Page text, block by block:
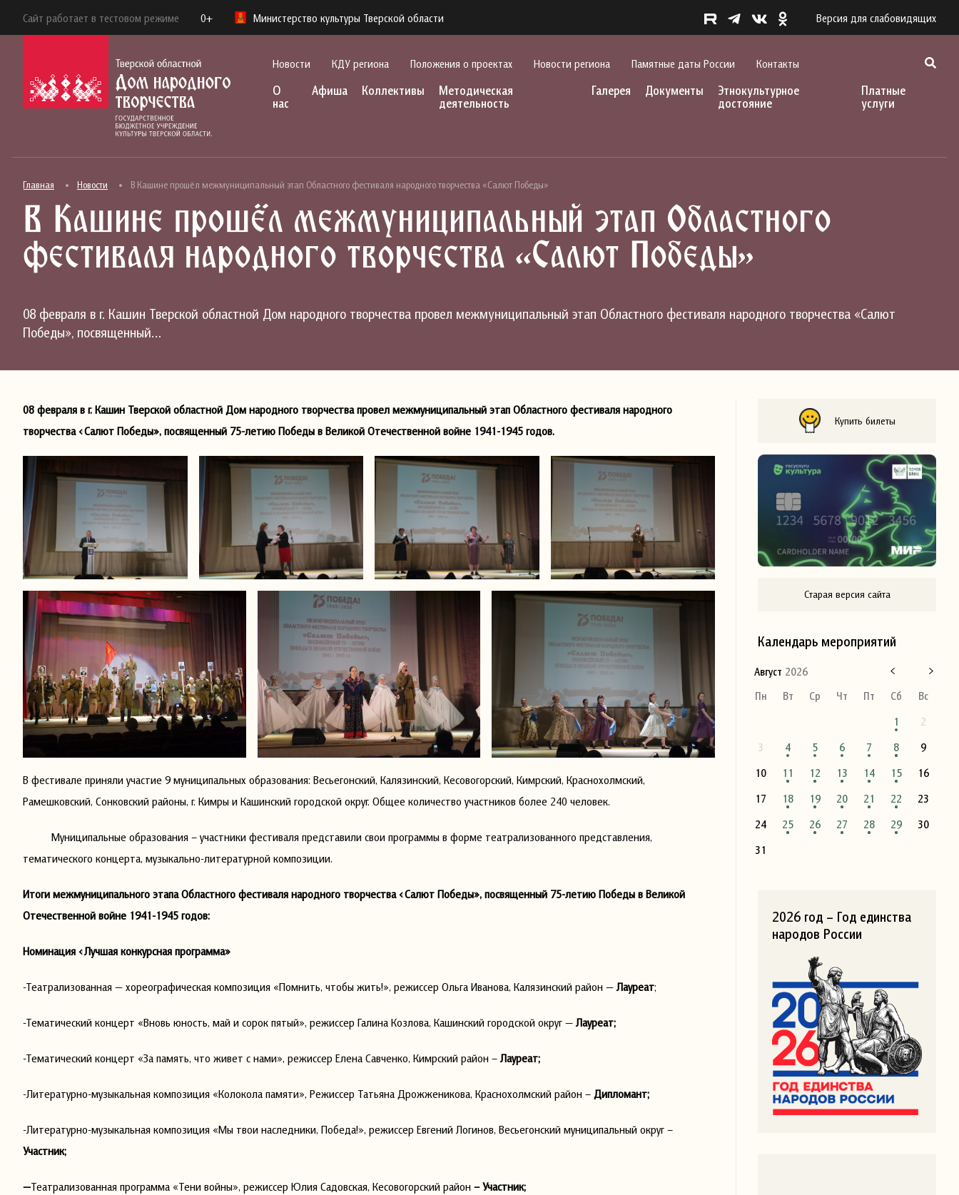
Сайт работает в тестовом режиме 0+ Министерство культуры Тверской области Версия для слабовидящих
Новости КДУ региона Положения о проектах Новости региона Памятные даты России Контакты
О
нас
Афиша Коллективы
Методическая
деятельность
Галерея Документы
Этнокультурное
достояние
Платные
услуги
Главная Новости В Кашине прошёл межмуниципальный этап Областного фестиваля народного творчества «Салют Победы»
В Кашине прошёл межмуниципальный этап Областного
фестиваля народного творчества «Салют Победы»
08 февраля в г. Кашин Тверской областной Дом народного творчества провел межмуниципальный этап Областного фестиваля народного творчества «Салют
Победы», посвященный…
08 февраля в г. Кашин Тверской областной Дом народного творчества провел межмуниципальный этап Областного фестиваля народного
творчества «Салют Победы», посвященный 75-летию Победы в Великой Отечественной войне 1941-1945 годов.
В фестивале приняли участие 9 муниципальных образования: Весьегонский, Калязинский, Кесовогорский, Кимрский, Краснохолмский,
Рамешковский, Сонковский районы, г. Кимры и Кашинский городской округ. Общее количество участников более 240 человек.
Муниципальные образования – участники фестиваля представили свои программы в форме театрализованного представления,
тематического концерта, музыкально-литературной композиции.
Итоги межмуниципального этапа Областного фестиваля народного творчества «Салют Победы», посвященный 75-летию Победы в Великой
Отечественной войне 1941-1945 годов:
Номинация «Лучшая конкурсная программа»
-Театрализованная — хореографическая композиция «Помнить, чтобы жить!», режиссер Ольга Иванова, Калязинский район —Лауреат;
-Тематический концерт «Вновь юность, май и сорок пятый», режиссер Галина Козлова, Кашинский городской округ —Лауреат;
-Тематический концерт «За память, что живет с нами», режиссер Елена Савченко, Кимрский район –Лауреат;
-Литературно-музыкальная композиция «Колокола памяти», Режиссер Татьяна Дрожженикова, Краснохолмский район – Дипломант;
-Литературно-музыкальная композиция «Мы твои наследники, Победа!», режиссер Евгений Логинов, Весьегонский муниципальный округ –
Участник;
—Театрализованная программа «Тени войны», режиссер Юлия Садовская, Кесовогорский район – Участник;
Купить билеты
Старая версия сайта
Календарь мероприятий
Август 2026
Пн
Вт Ср Чт Пт Сб
Вс
1
2
3
4 5 6 7 8
9
10
11 12 13 14 15
16
17
18 19 20 21 22
23
24
25 26 27 28 29
30
31
2026 год – Год единства
народов России